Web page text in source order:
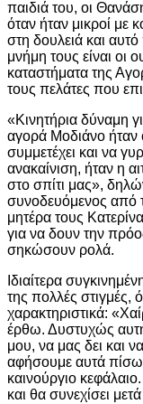
παιδιά του, οι
όταν ήταν μικροί με
στη δουλειά και
μνήμη τους είναι οι
καταστήματα της
τους πελάτες που
«Κινητήρια δύναμη
αγορά Μοδιάνο ήταν
συμμετέχει και να
ανακαίνιση, ήταν η
στο σπίτι μας»,
συνοδευόμενος από
μητέρα τους
για να δουν την
σηκώσουν ρολά.
Ιδιαίτερα
της πολλές στιγμές,
χαρακτηριστικά:
έρθω. Δυστυχώς αυτή
μου, να μας δει και
αφήσουμε αυτά πίσω
καινούργιο
και θα συνεχίσει